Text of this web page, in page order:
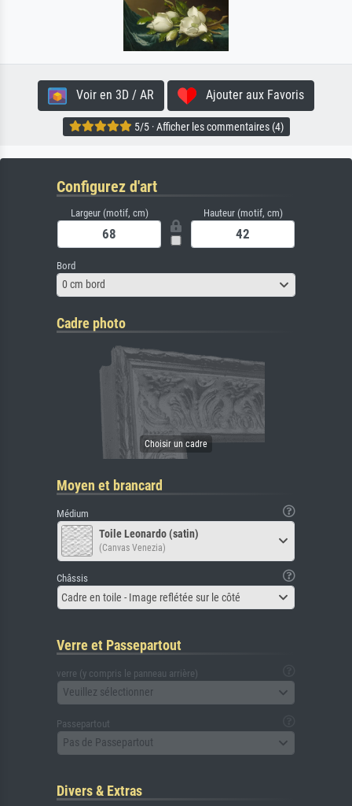
Voir en 3D / AR Ajouter aux Favoris
5/5 · Afficher les commentaires (4)
Configurez d'art
Largeur (motif, cm) Hauteur (motif, cm)
Bord
0 cm bord
Cadre photo
Moyen et brancard
Médium
Toile Leonardo (satin)
(Canvas Venezia)
Châssis
Cadre en toile - Image reflétée sur le côté
Verre et Passepartout
verre (y compris le panneau arrière)
Veuillez sélectionner
Passepartout
Pas de Passepartout
Divers & Extras